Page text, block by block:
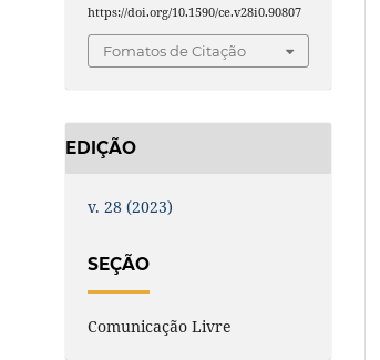
https://doi.org/10.1590/ce.v28i0.90807
Fomatos de Citação
EDIÇÃO
v. 28 (2023)
SEÇÃO
Comunicação Livre